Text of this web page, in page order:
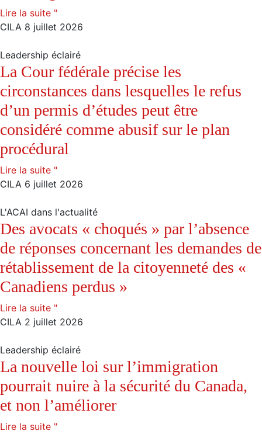
Lire la suite "
CILA 8 juillet 2026
Leadership éclairé
La Cour fédérale précise les
circonstances dans lesquelles le refus
d’un permis d’études peut être
considéré comme abusif sur le plan
procédural
Lire la suite "
CILA 6 juillet 2026
L'ACAI dans l'actualité
Des avocats « choqués » par l’absence
de réponses concernant les demandes de
rétablissement de la citoyenneté des «
Canadiens perdus »
Lire la suite "
CILA 2 juillet 2026
Leadership éclairé
La nouvelle loi sur l’immigration
pourrait nuire à la sécurité du Canada,
et non l’améliorer
Lire la suite "